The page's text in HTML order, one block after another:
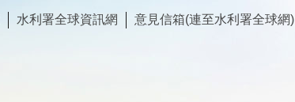
水利署全球資訊網 意見信箱(連至水利署全球網)